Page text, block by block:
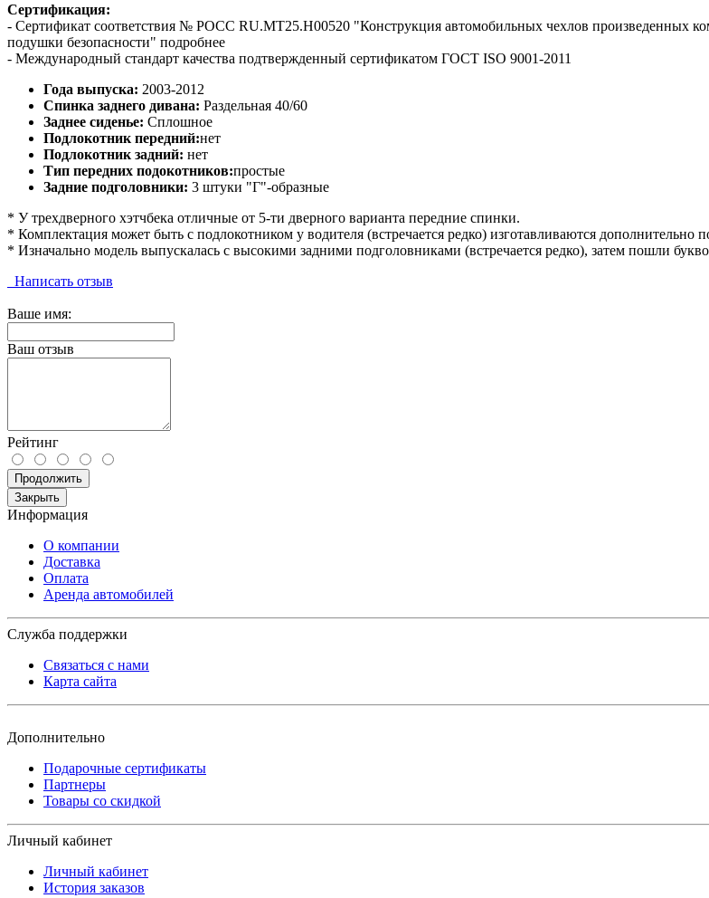
Сертификация:
- Сертификат соответствия № РОСС RU.МТ25.Н00520 "Конструкция автомобильных чехлов
подушки безопасности" подробнее
- Международный стандарт качества подтвержденный сертификатом ГОСТ ISO 9001-2011
Года выпуска: 2003-2012
Спинка заднего дивана: Раздельная 40/60
Заднее сиденье: Сплошное
Подлокотник передний:нет
Подлокотник задний: нет
Тип передних подокотников:простые
Задние подголовники: 3 штуки "Г"-образные
* У трехдверного хэтчбека отличные от 5-ти дверного варианта передние спинки.
* Комплектация может быть с подлокотником у водителя (встречается редко) изготавливаются дополнительно
* Изначально модель выпускалась с высокими задними подголовниками (встречается редко), затем пошли
Написать отзыв
Ваше имя:
Ваш отзыв
Рейтинг
Продолжить
Закрыть
Информация
О компании
Доставка
Оплата
Аренда автомобилей
Служба поддержки
Связаться с нами
Карта сайта
Дополнительно
Подарочные сертификаты
Партнеры
Товары со скидкой
Личный кабинет
Личный кабинет
История заказов